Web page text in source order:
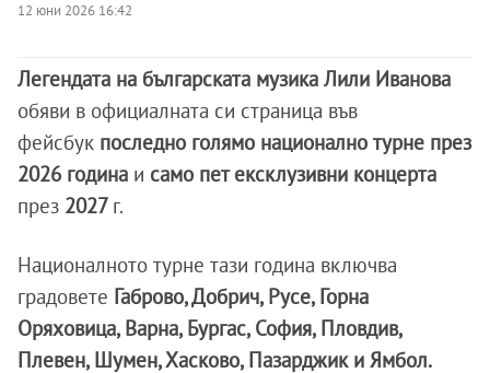
12 юни 2026 16:42
Легендата на българската музика Лили Иванова
обяви в официалната си страница във
фейсбук последно голямо национално турне през
2026 година и само пет ексклузивни концерта
през 2027 г.
Националното турне тази година включва
градовете Габрово, Добрич, Русе, Горна
Оряховица, Варна, Бургас, София, Пловдив,
Плевен, Шумен, Хасково, Пазарджик и Ямбол.